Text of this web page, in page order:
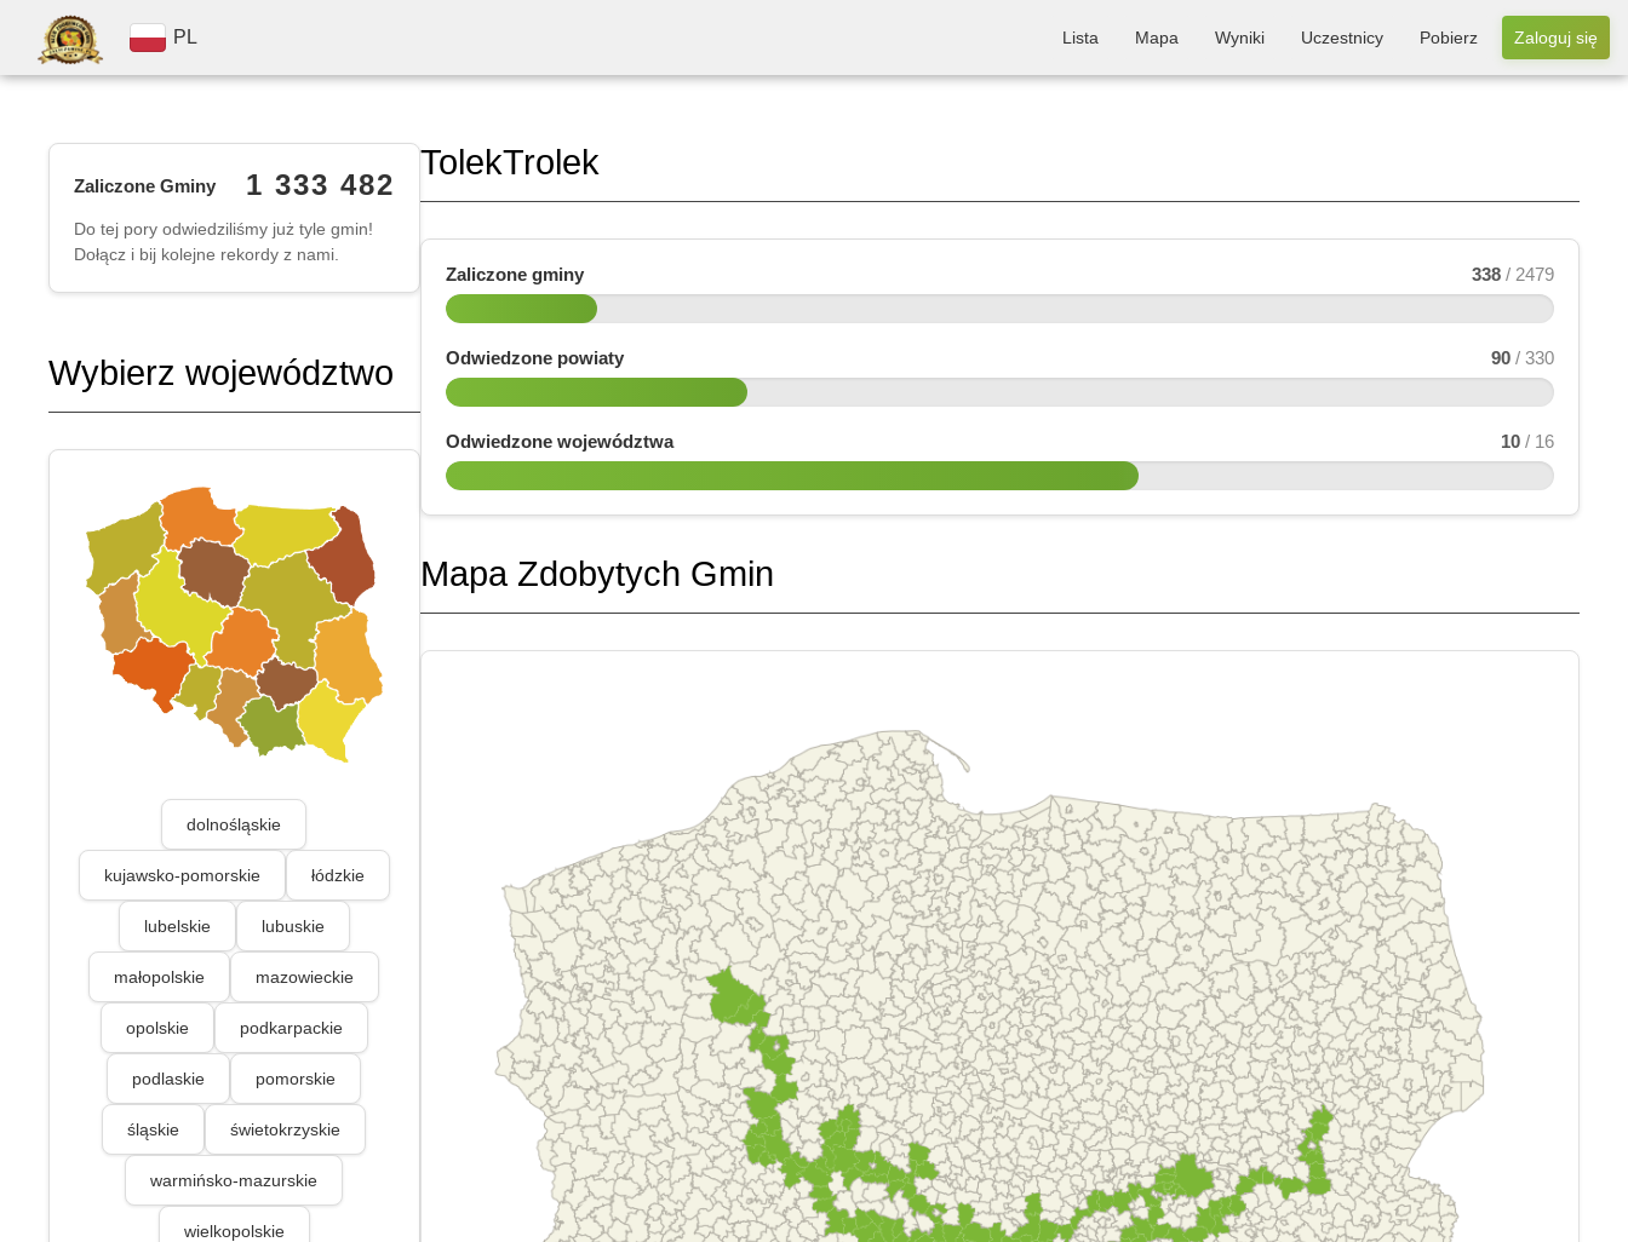
PL Lista Mapa Wyniki Uczestnicy Pobierz Zaloguj się
Zaliczone Gminy 1 333 482
Do tej pory odwiedziliśmy już tyle gmin!
Dołącz i bij kolejne rekordy z nami.
Wybierz województwo
dolnośląskie
kujawsko-pomorskie łódzkie
lubelskie lubuskie
małopolskie mazowieckie
opolskie podkarpackie
podlaskie pomorskie
śląskie świetokrzyskie
warmińsko-mazurskie
wielkopolskie
TolekTrolek
Zaliczone gminy 338 / 2479
Odwiedzone powiaty 90 / 330
Odwiedzone województwa 10 / 16
Mapa Zdobytych Gmin